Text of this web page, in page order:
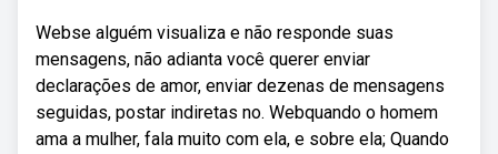
Webse alguém visualiza e não responde suas
mensagens, não adianta você querer enviar
declarações de amor, enviar dezenas de mensagens
seguidas, postar indiretas no. Webquando o homem
ama a mulher, fala muito com ela, e sobre ela; Quando